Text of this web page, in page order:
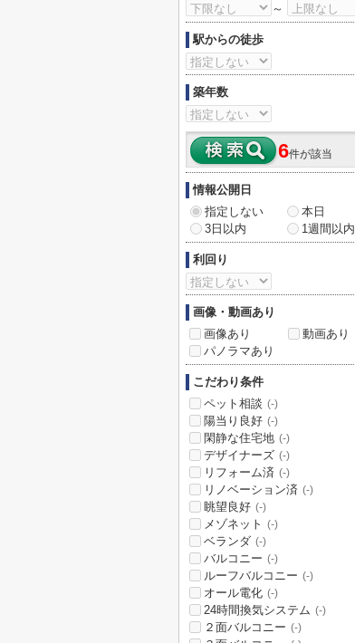
～
駅からの徒歩
築年数
6件が該当
情報公開日
指定しない
本日
3日以内
1週間以内
利回り
画像・動画あり
画像あり
動画あり
パノラマあり
こだわり条件
ペット相談 (-)
陽当り良好 (-)
閑静な住宅地 (-)
デザイナーズ (-)
リフォーム済 (-)
リノベーション済 (-)
眺望良好 (-)
メゾネット (-)
ベランダ (-)
バルコニー (-)
ルーフバルコニー (-)
オール電化 (-)
24時間換気システム (-)
２面バルコニー (-)